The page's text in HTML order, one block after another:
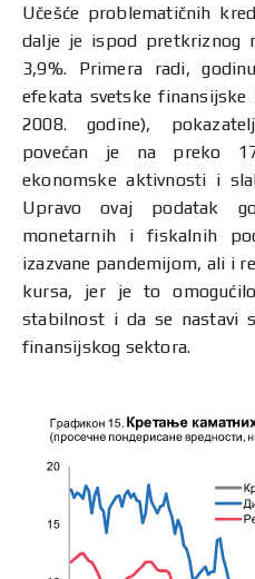
Učešće problematičnih
dalje je ispod pretkriznog
3,9%. Primera radi,
efekata svetske
2008. godine),
povećan je na preko
ekonomske aktivnosti i
Upravo ovaj podatak
monetarnih i fiskalnih
izazvane pandemijom, ali i
kursa, jer je to
stabilnost i da se nastavi
finansijskog sektora.